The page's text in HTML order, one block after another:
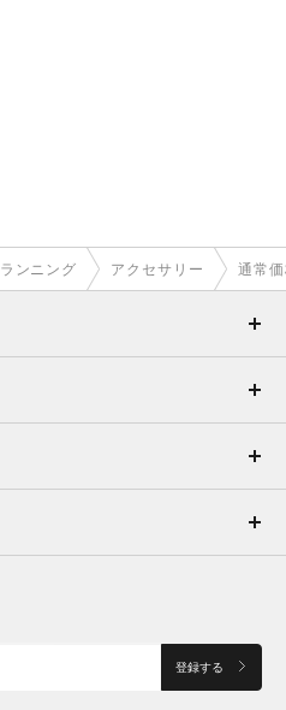
ランニング アクセサリー 通常
登録する